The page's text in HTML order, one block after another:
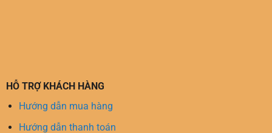
HỖ TRỢ KHÁCH HÀNG
Hướng dẫn mua hàng
Hướng dẫn thanh toán